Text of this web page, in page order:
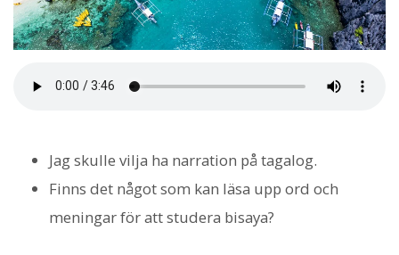
Jag skulle vilja ha narration på tagalog.
Finns det något som kan läsa upp ord och
meningar för att studera bisaya?